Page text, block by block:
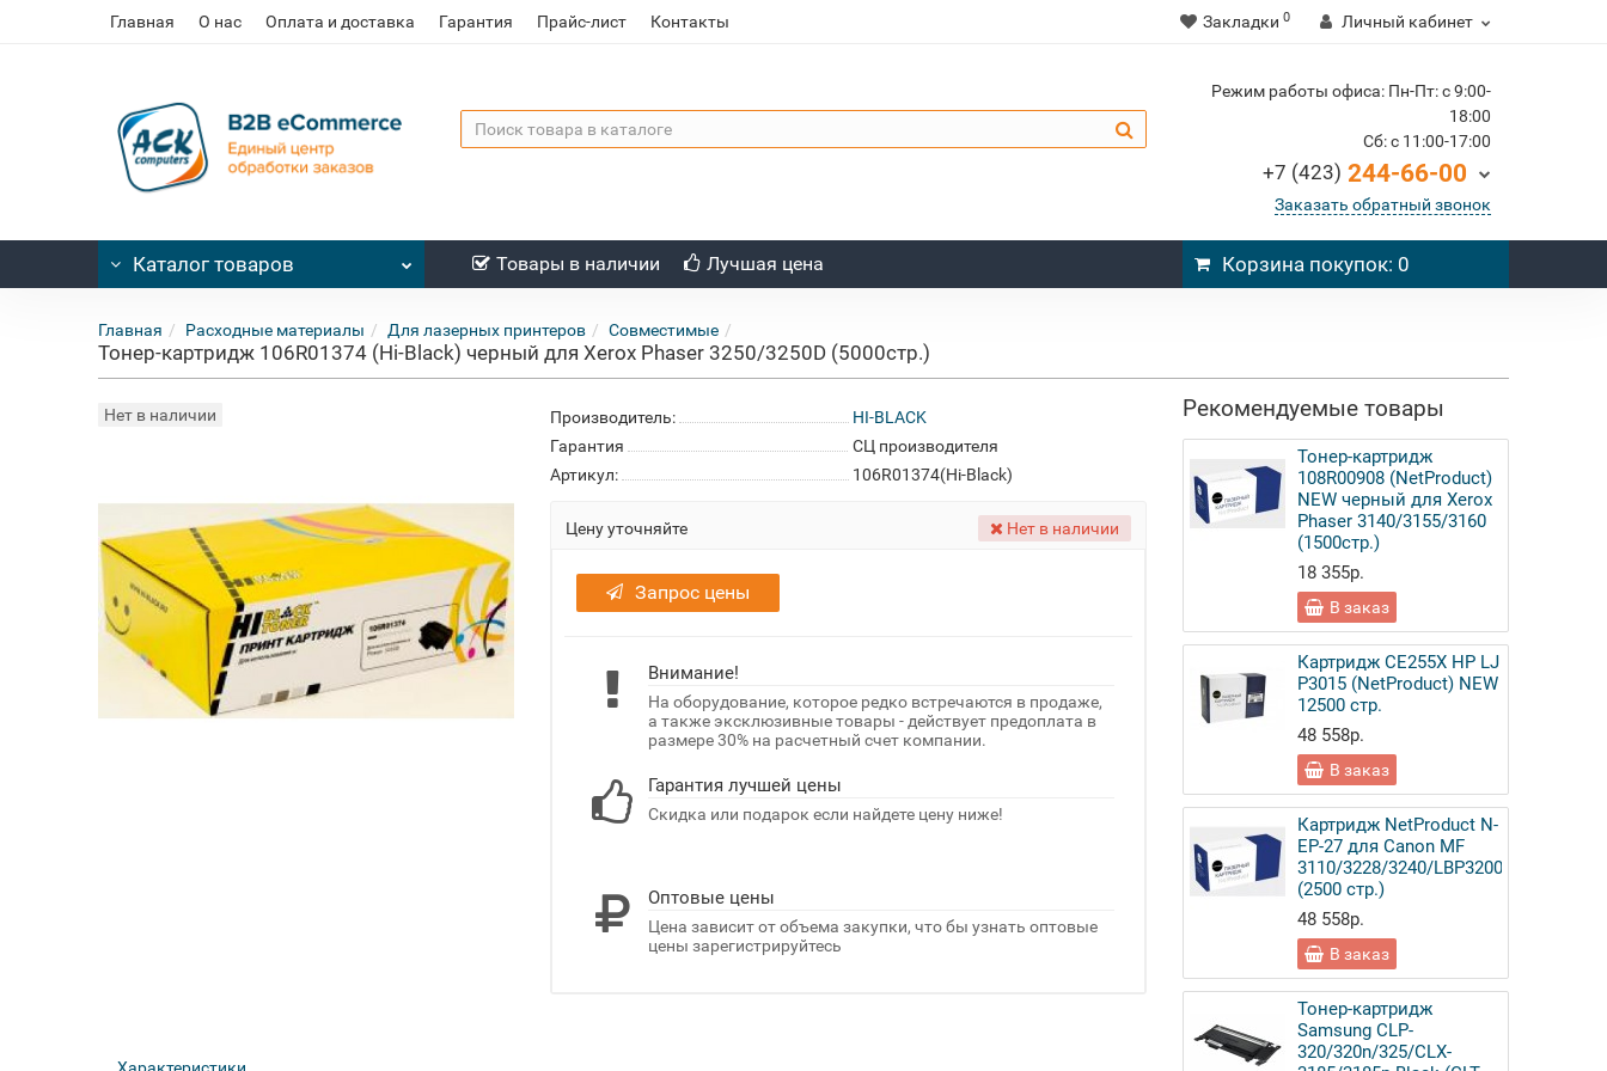
Главная О нас Оплата и доставка Гарантия Прайс-лист Контакты Закладки 0 Личный кабинет
Режим работы офиса: Пн-Пт: c 9:00-
18:00
Cб: c 11:00-17:00
+7 (423) 244-66-00
Заказать обратный звонок
Каталог товаров Товары в наличии Лучшая цена Корзина покупок: 0
Главная Расходные материалы Для лазерных принтеров Совместимые
Тонер-картридж 106R01374 (Hi-Black) черный для Xerox Phaser 3250/3250D (5000стр.)
Нет в наличии Производитель:
HI-BLACK
Гарантия
СЦ производителя
Артикул:
106R01374(Hi-Black)
Цену уточняйте Нет в наличии
Запрос цены
Внимание!
На оборудование, которое редко встречаются в продаже,
а также эксклюзивные товары - действует предоплата в
размере 30% на расчетный счет компании.
Гарантия лучшей цены
Скидка или подарок если найдете цену ниже!
Оптовые цены
Цена зависит от объема закупки, что бы узнать оптовые
цены зарегистрируйтесь
Рекомендуемые товары
Тонер-картридж
108R00908 (NetProduct)
NEW черный для Xerox
Phaser 3140/3155/3160
(1500стр.)
18 355р.
В заказ
Картридж CE255X HP LJ
P3015 (NetProduct) NEW
12500 стр.
48 558р.
В заказ
Картридж NetProduct N-
EP-27 для Canon MF
3110/3228/3240/LBP3200
(2500 стр.)
48 558р.
В заказ
Тонер-картридж
Samsung CLP-
320/320n/325/CLX-